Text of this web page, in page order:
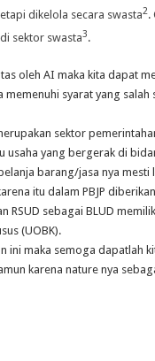
dikelola secara swasta2.
sektor swasta3.
oleh AI maka kita dapat
syarat yang
sektor
usaha yang bergerak di
barang/jasa nya
itu dalam PBJP
RSUD sebagai BLUD
(UOBK).
ini maka semoga dapatlah
karena nature nya